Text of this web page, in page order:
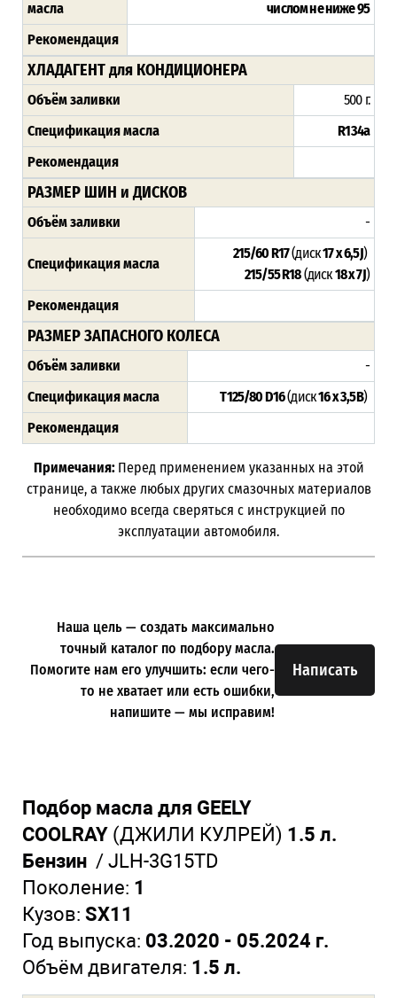
масла
числом не ниже 95
Рекомендация
ХЛАДАГЕНТ для КОНДИЦИОНЕРА
Объём заливки
500 г.
Спецификация масла
R134a
Рекомендация
РАЗМЕР ШИН и ДИСКОВ
Объём заливки -
Спецификация масла
215/60 R17(диск17 x 6,5J)
215/55 R18(диск18 x 7J)
Рекомендация
РАЗМЕР ЗАПАСНОГО КОЛЕСА
Объём заливки
-
Спецификация масла
T125/80 D16(диск16 x 3,5B)
Рекомендация
Примечания: Перед применением указанных на этой
странице, а также любых других смазочных материалов
необходимо всегда сверяться с инструкцией по
эксплуатации автомобиля.
Написать
Наша цель — создать максимально
точный каталог по подбору масла.
Помогите нам его улучшить: если чего-
то не хватает или есть ошибки,
напишите — мы исправим!
Подбор масла для GEELY
COOLRAY (ДЖИЛИ КУЛРЕЙ) 1.5 л.
Бензин / JLH-3G15TD
Поколение: 1
Кузов: SX11
Год выпуска: 03.2020 - 05.2024 г.
Объём двигателя: 1.5 л.